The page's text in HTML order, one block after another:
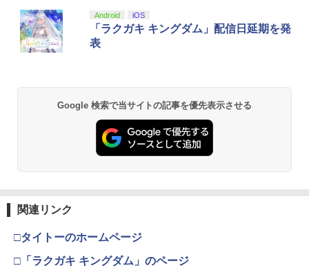
ニー 字幕:日本語, 英語 言語:日本語, 英語
Blu-ray
リリーフ メンズブロック 90mlズボンの
￥2,858
3
1
スプラトゥーン レイダース|オンライン
コード版
スプラトゥーン レイダース -Switch2
￥6,455
3
￥55,603
1
PlayStation 5 デジタル・エディション
日本語専用 Console Language: Japan
プロダクトコード 封入
￥7,286
3
1
【純正品】Xbox ワイヤレス コントロー
ラー + USB-C® ケーブル
Xbox プリペイドカード 5,000円 デジタ
ンラインコード]
￥5,000
3
￥7,681
1
劇場版「鬼滅の刃」無限城編 第一章 猗
窩座再来 通常版 [Blu-ray]
劇場版「鬼滅の刃」無限城編 第一章 猗
窩座再来 通常版 [DVD]
￥3,523
3
Android iOS
「ラクガキ キングダム」配信日延期を発
表
Google 検索で当サイトの記事を優先表示させる
関連リンク
□タイトーのホームページ
□「ラクガキ キングダム」のページ